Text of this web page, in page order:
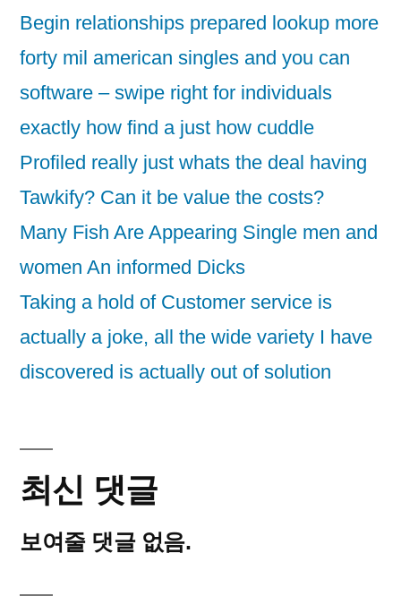
Begin relationships prepared lookup more
forty mil american singles and you can
software – swipe right for individuals
exactly how find a just how cuddle
Profiled really just whats the deal having
Tawkify? Can it be value the costs?
Many Fish Are Appearing Single men and
women An informed Dicks
Taking a hold of Customer service is
actually a joke, all the wide variety I have
discovered is actually out of solution
최신 댓글
보여줄 댓글 없음.